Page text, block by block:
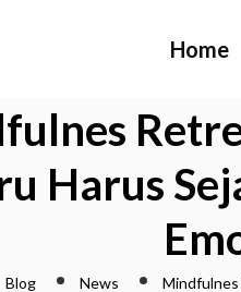
Home
Harus
Blog News
Mindfulnes